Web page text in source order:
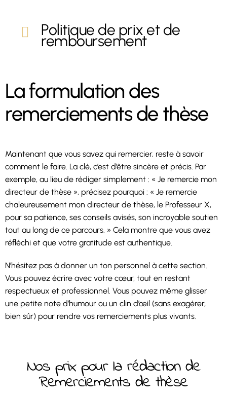
Politique de prix et de
remboursement
La formulation des
remerciements de thèse
Maintenant que vous savez qui remercier, reste à savoir
comment le faire. La clé, c’est d’être sincère et précis. Par
exemple, au lieu de rédiger simplement : « Je remercie mon
directeur de thèse », précisez pourquoi : « Je remercie
chaleureusement mon directeur de thèse, le Professeur X,
pour sa patience, ses conseils avisés, son incroyable soutien
tout au long de ce parcours. » Cela montre que vous avez
réfléchi et que votre gratitude est authentique.
N’hésitez pas à donner un ton personnel à cette section.
Vous pouvez écrire avec votre cœur, tout en restant
respectueux et professionnel. Vous pouvez même glisser
une petite note d’humour ou un clin d’œil (sans exagérer,
bien sûr) pour rendre vos remerciements plus vivants.
Nos prix pour la rédaction de
Remerciements de thèse